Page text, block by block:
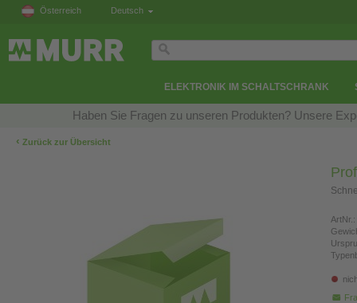
Österreich Deutsch
ELEKTRONIK IM SCHALTSCHRANK
Haben Sie Fragen zu unseren Produkten? Unsere
‹ Zurück zur Übersicht
ArtNr.: